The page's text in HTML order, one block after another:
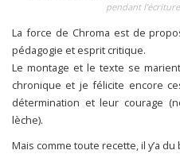
pendant
La force de Chroma est de
pédagogie et esprit critique.
Le montage et le texte se
chronique et je félicite encore
détermination et leur courage
lèche).
Mais comme toute recette, il y’a